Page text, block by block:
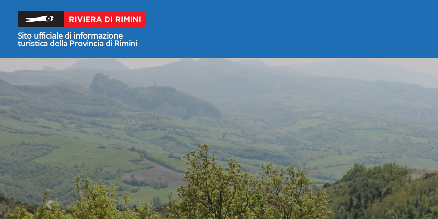
Sito ufficiale di informazione
turistica della Provincia di Rimini
Precedente